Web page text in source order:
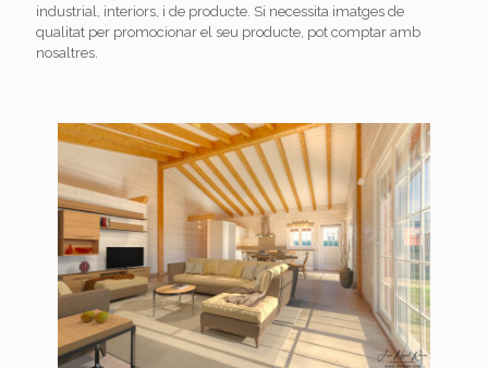
industrial, interiors, i de producte. Si necessita imatges de
qualitat per promocionar el seu producte, pot comptar amb
nosaltres.